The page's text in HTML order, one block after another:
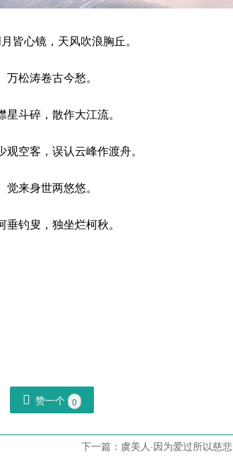
皆心镜，天风吹浪胸丘。
万松涛卷古今愁。
星斗碎，散作大江流。
观空客，误认云峰作渡舟。
觉来身世两悠悠。
垂钓叟，独坐烂柯秋。
 赞一个 0
下一篇： 虞美人·因为爱过所以慈悲